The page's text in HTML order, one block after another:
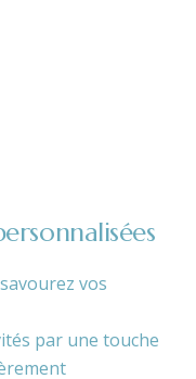
vos
par une touche